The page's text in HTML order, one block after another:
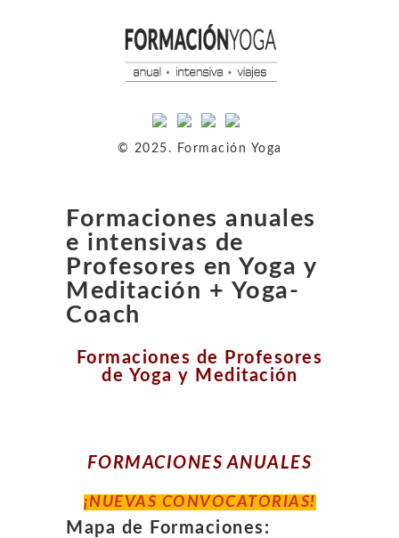
© 2025. Formación Yoga
Formaciones anuales
e intensivas de
Profesores en Yoga y
Meditación + Yoga-
Coach
Formaciones de Profesores
de Yoga y Meditación
FORMACIONES ANUALES
¡NUEVAS CONVOCATORIAS!
Mapa de Formaciones: